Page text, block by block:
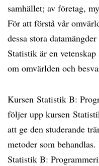
samhället; av företag,
För att förstå vår
dessa stora
Statistik är en
om omvärlden och
Kursen Statistik B:
följer upp kursen
att ge den studerande
metoder som
Statistik B: